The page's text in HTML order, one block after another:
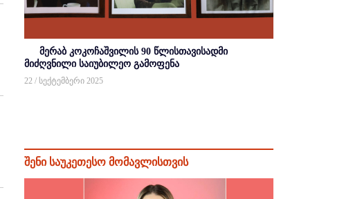
მერაბ კოკოჩაშვილის 90 წლისთავისადმი
მიძღვნილი საიუბილეო გამოფენა
22 / სექტემბერი 2025
შენი საუკეთესო მომავლისთვის